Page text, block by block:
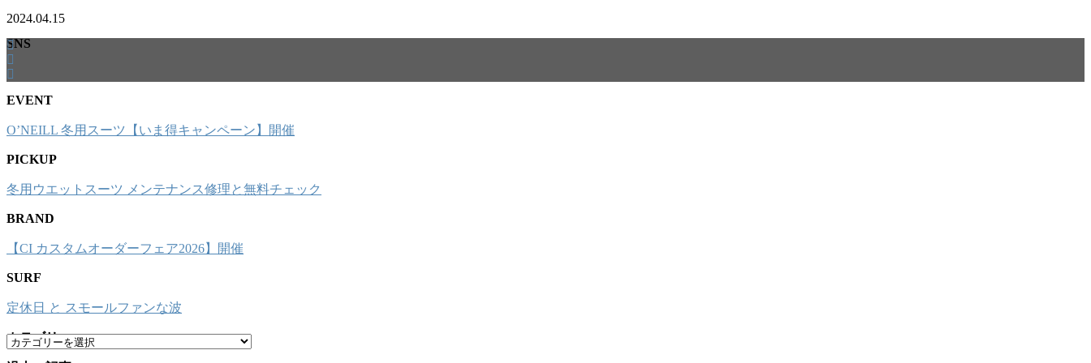
2024.04.15
SNS
EVENT
O’NEILL 冬用スーツ【いま得キャンペーン】開催
PICKUP
冬用ウエットスーツ メンテナンス修理と無料チェック
BRAND
【CI カスタムオーダーフェア2026】開催
SURF
定休日 と スモールファンな波
カテゴリー
カ
テ